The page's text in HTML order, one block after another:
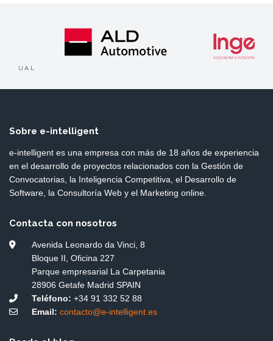
Sobre e-intelligent
e-intelligent es una empresa con más de 18 años de experiencia
en el desarrollo de proyectos relacionados con la Gestión de
Convocatorias, la Inteligencia Competitiva, el Desarrollo de
Software, la Consultoría Web y el Marketing online.
Contacta con nosotros
Avenida Leonardo da Vinci, 8
Bloque II, Oficina 227
Parque empresarial La Carpetania
28906 Getafe Madrid SPAIN
Teléfono: +34 91 332 52 88
Email: contacto@e-intelligent.es